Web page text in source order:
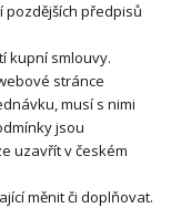
pozdějších předpisů
kupní smlouvy.
stránce
musí s nimi
jsou
uzavřít v českém
měnit či doplňovat.